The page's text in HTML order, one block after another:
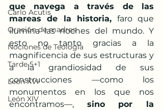
Carlo Acutis
Oración de madres
Nociones de Teología
Tarde 5+1
León XVI
León XIV
que navega a través de las
mareas de la historia, faro que
ilumina las noches del mundo. Y
esto no tanto gracias a la
magnificencia de sus estructuras y
a la grandiosidad de sus
construcciones —como los
monumentos en los que nos
encontramos—, sino por la